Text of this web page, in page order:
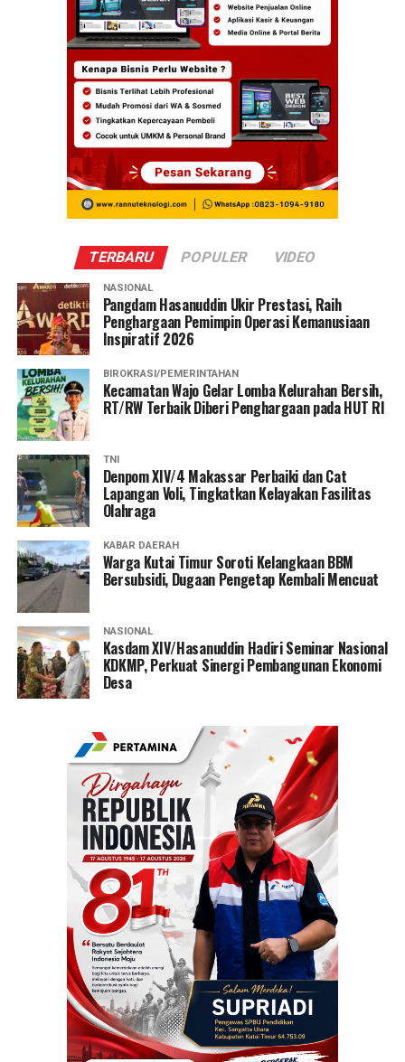
TERBARU POPULER VIDEO
NASIONAL
Pangdam Hasanuddin Ukir Prestasi, Raih
Penghargaan Pemimpin Operasi Kemanusiaan
Inspiratif 2026
BIROKRASI/PEMERINTAHAN
Kecamatan Wajo Gelar Lomba Kelurahan Bersih,
RT/RW Terbaik Diberi Penghargaan pada HUT RI
TNI
Denpom XIV/4 Makassar Perbaiki dan Cat
Lapangan Voli, Tingkatkan Kelayakan Fasilitas
Olahraga
KABAR DAERAH
Warga Kutai Timur Soroti Kelangkaan BBM
Bersubsidi, Dugaan Pengetap Kembali Mencuat
NASIONAL
Kasdam XIV/Hasanuddin Hadiri Seminar Nasional
KDKMP, Perkuat Sinergi Pembangunan Ekonomi
Desa